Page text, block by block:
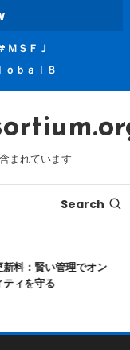
ＭＳＦＪ
ｏｂａｌ８
まれています
Search
料：賢い管理でオン
ィを守る